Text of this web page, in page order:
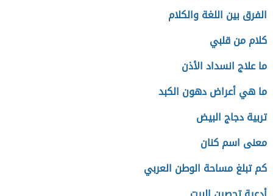
الفرق بين اللغة والكلام
كلام من قلبي
ما علاج انسداد الأذن
ما هي أعراض دهون الكبد
تربية دجاج البيض
معنى اسم كنان
كم تبلغ مساحة الوطن العربي